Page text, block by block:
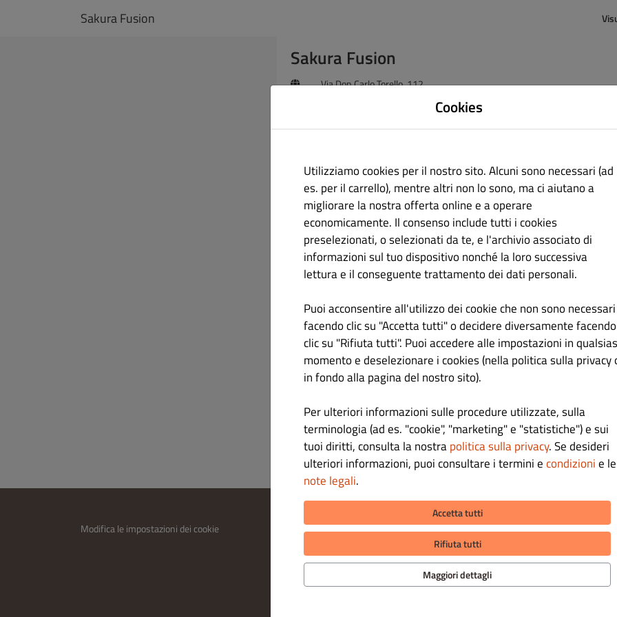
Sakura Fusion
Sakura Fusion
Via Don Carlo Torello, 112
+3907731714239
Non esitare a inviare un messaggio
Nessuno
INVIA
Modifica le impostazioni dei cookie
INFORMAZIONI
Informativa sulla privacy
METODI DI PAGAMENTO PER LA
CONSEGNA A DOMICILIO
METODI DI PAGAMENTO PER L'
Cookies
Utilizziamo cookies per il nostro sito. Alcuni sono necessari (ad
es. per il carrello), mentre altri non lo sono, ma ci aiutano a
migliorare la nostra offerta online e a operare
economicamente. Il consenso include tutti i cookies
preselezionati, o selezionati da te, e l'archivio associato di
informazioni sul tuo dispositivo nonché la loro successiva
lettura e il conseguente trattamento dei dati personali.
Puoi acconsentire all'utilizzo dei cookie che non sono necessari
facendo clic su "Accetta tutti" o decidere diversamente facendo
clic su "Rifiuta tutti". Puoi accedere alle impostazioni in
momento e deselezionare i cookies (nella politica sulla privacy
in fondo alla pagina del nostro sito).
Per ulteriori informazioni sulle procedure utilizzate, sulla
terminologia (ad es. "cookie", "marketing" e "statistiche") e sui
tuoi diritti, consulta la nostrapolitica sulla privacy. Se desideri
ulteriori informazioni, puoi consultare i termini econdizionie le
note legali.
Accetta tutti
Rifiuta tutti
Maggiori dettagli